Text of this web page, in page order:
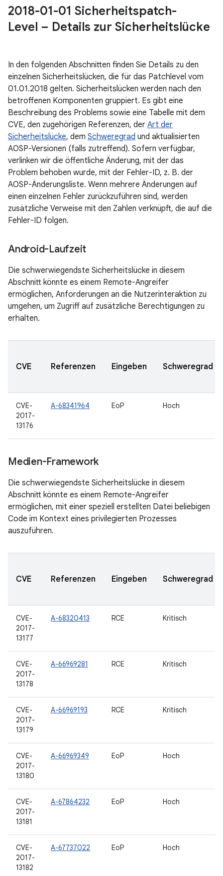
2018-01-01 Sicherheitspatch-
Level – Details zur Sicherheitslücke
In den folgenden Abschnitten finden Sie Details zu den
einzelnen Sicherheitslücken, die für das Patchlevel vom
01.01.2018 gelten. Sicherheitslücken werden nach den
betroffenen Komponenten gruppiert. Es gibt eine
Beschreibung des Problems sowie eine Tabelle mit dem
CVE, den zugehörigen Referenzen, der Art der
Sicherheitslücke, dem Schweregrad und aktualisierten
AOSP-Versionen (falls zutreffend). Sofern verfügbar,
verlinken wir die öffentliche Änderung, mit der das
Problem behoben wurde, mit der Fehler-ID, z. B. der
AOSP-Änderungsliste. Wenn mehrere Änderungen auf
einen einzelnen Fehler zurückzuführen sind, werden
zusätzliche Verweise mit den Zahlen verknüpft, die auf die
Fehler-ID folgen.
Android-Laufzeit
Die schwerwiegendste Sicherheitslücke in diesem
Abschnitt könnte es einem Remote-Angreifer
ermöglichen, Anforderungen an die Nutzerinteraktion zu
umgehen, um Zugriff auf zusätzliche Berechtigungen zu
erhalten.
CVE Referenzen Eingeben Schweregrad
CVE-
2017-
13176
A-68341964 EoP Hoch
Medien-Framework
Die schwerwiegendste Sicherheitslücke in diesem
Abschnitt könnte es einem Remote-Angreifer
ermöglichen, mit einer speziell erstellten Datei beliebigen
Code im Kontext eines privilegierten Prozesses
auszuführen.
CVE Referenzen Eingeben Schweregrad
CVE-
2017-
13177
A-68320413 RCE Kritisch
CVE-
2017-
13178
A-66969281 RCE Kritisch
CVE-
2017-
13179
A-66969193 RCE Kritisch
CVE-
2017-
13180
A-66969349 EoP Hoch
CVE-
2017-
13181
A-67864232 EoP Hoch
CVE-
2017-
13182
A-67737022 EoP Hoch